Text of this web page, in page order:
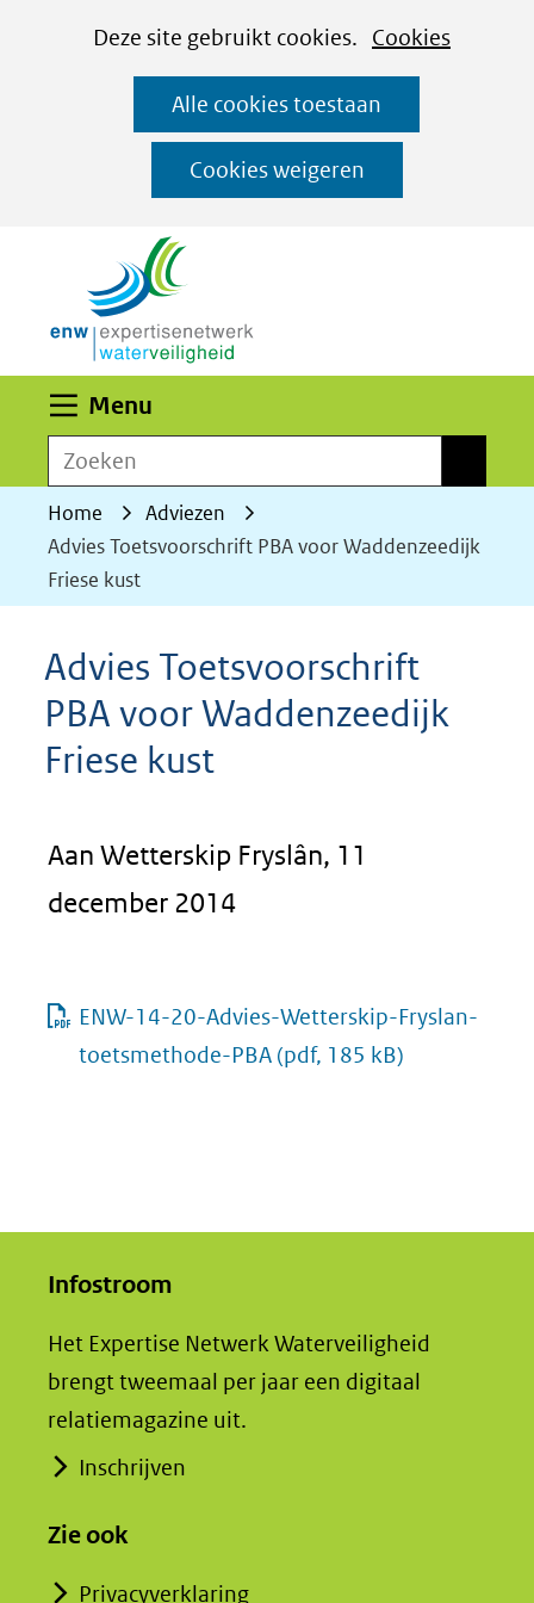
CookiesDeze site gebruikt cookies. Cookies
website
worden
toegestaan
geweigerd.
Alle cookies toestaan
Cookies weigeren
Ga
naar
de
inhoud
Menu
Zoeken
Home
Adviezen
Advies Toetsvoorschrift PBA voor Waddenzeedijk
Friese kust
Advies Toetsvoorschrift
PBA voor Waddenzeedijk
Friese kust
Aan Wetterskip Fryslân, 11
december 2014
ENW-14-20-Advies-Wetterskip-Fryslan-
toetsmethode-PBA (pdf, 185 kB)
Infostroom
Het Expertise Netwerk Waterveiligheid
brengt tweemaal per jaar een digitaal
relatiemagazine uit.
Inschrijven
Zie ook
Privacyverklaring